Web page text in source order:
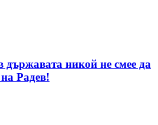
държавата никой не смее да
Радев!